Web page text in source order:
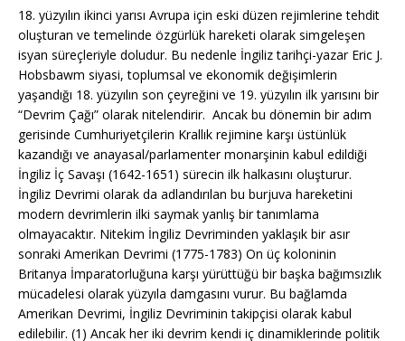
18. yüzyılın ikinci yarısı Avrupa için eski düzen rejimlerine tehdit
oluşturan ve temelinde özgürlük hareketi olarak simgeleşen
isyan süreçleriyle doludur. Bu nedenle İngiliz tarihçi-yazar Eric J.
Hobsbawm siyasi, toplumsal ve ekonomik değişimlerin
yaşandığı 18. yüzyılın son çeyreğini ve 19. yüzyılın ilk yarısını bir
“Devrim Çağı” olarak nitelendirir. Ancak bu dönemin bir adım
gerisinde Cumhuriyetçilerin Krallık rejimine karşı üstünlük
kazandığı ve anayasal/parlamenter monarşinin kabul edildiği
İngiliz İç Savaşı (1642-1651) sürecin ilk halkasını oluşturur.
İngiliz Devrimi olarak da adlandırılan bu burjuva hareketini
modern devrimlerin ilki saymak yanlış bir tanımlama
olmayacaktır. Nitekim İngiliz Devriminden yaklaşık bir asır
sonraki Amerikan Devrimi (1775-1783) On üç koloninin
Britanya İmparatorluğuna karşı yürüttüğü bir başka bağımsızlık
mücadelesi olarak yüzyıla damgasını vurur. Bu bağlamda
Amerikan Devrimi, İngiliz Devriminin takipçisi olarak kabul
edilebilir. (1) Ancak her iki devrim kendi iç dinamiklerinde politik